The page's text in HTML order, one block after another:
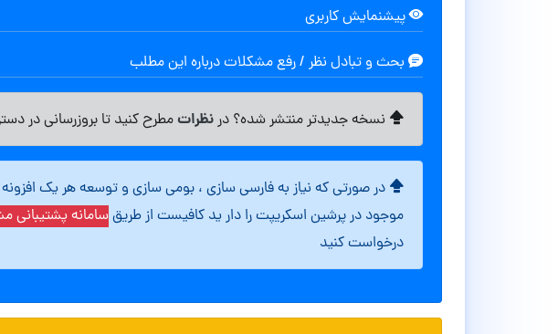
پیشنمایش کاربری
بحث و تبادل نظر / رفع مشکلات درباره این مطلب
نسخه جدیدتر منتشر شده؟ درنظراتمطرح کنید تا بروزرسانی در
در صورتی که نیاز به فارسی سازی ، بومی سازی و توسعه هر یک
موجود در پرشین اسکریپت را دار ید کافیست از طریقسامانه پشتیبانی
درخواست کنید